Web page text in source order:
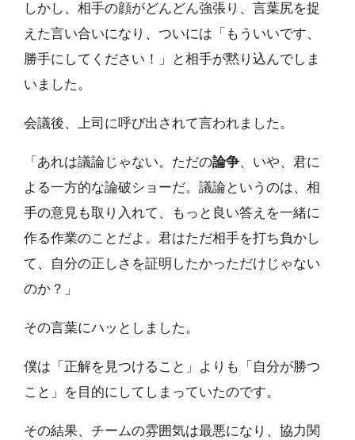
しかし、相手の顔がどんどん強張り、言葉尻を捉
えた言い合いになり、ついには「もういいです、
勝手にしてください！」と相手が黙り込んでしま
いました。
会議後、上司に呼び出されて言われました。
「あれは議論じゃない。ただの論争、いや、君に
よる一方的な論破ショーだ。議論というのは、相
手の意見も取り入れて、もっと良い答えを一緒に
作る作業のことだよ。君はただ相手を打ち負かし
て、自分の正しさを証明したかっただけじゃない
のか？」
その言葉にハッとしました。
僕は「正解を見つけること」よりも「自分が勝つ
こと」を目的にしてしまっていたのです。
その結果、チームの雰囲気は最悪になり、協力関